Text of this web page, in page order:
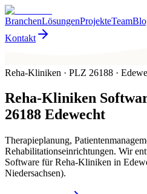
BranchenLösungenProjekteTeam
Kontakt
Reha-Kliniken · PLZ 26188 ·
Reha-Kliniken
26188 Edewecht
Therapieplanung,
Rehabilitationseinrichtungen. Wir
Software für Reha-Kliniken in
Niedersachsen).